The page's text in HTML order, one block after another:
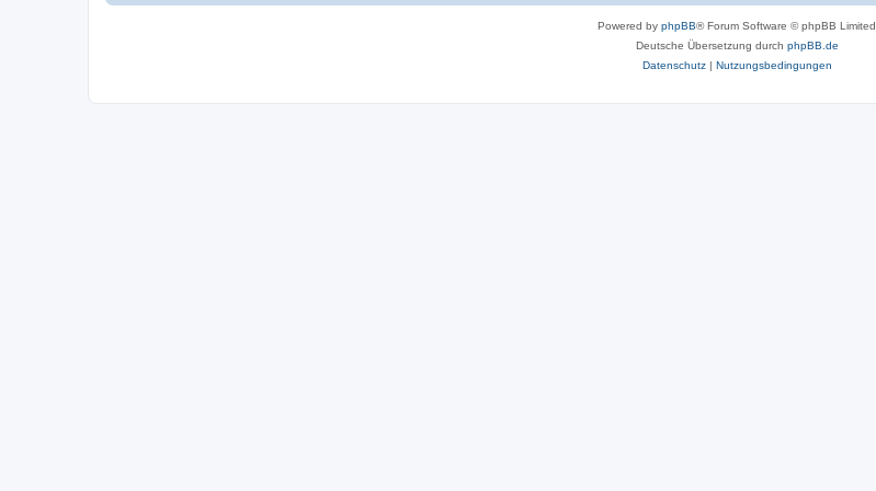
Powered by phpBB® Forum Software © phpBB Limited
Deutsche Übersetzung durch phpBB.de
Datenschutz| Nutzungsbedingungen